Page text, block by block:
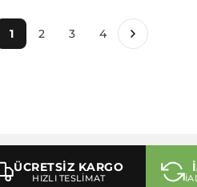
1 2 3 4
ÜCRETSİZ KARGO
HIZLI TESLİMAT